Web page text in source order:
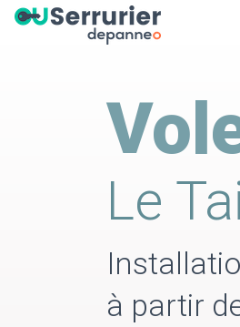
Le
à partir